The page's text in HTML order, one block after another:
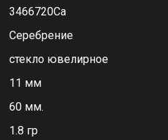
3466720Са
Серебрение
стекло ювелирное
11 мм
60 мм.
1.8 гр